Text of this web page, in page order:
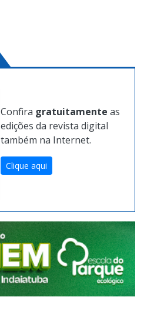
Confiragratuitamente
edições da revista digital
Clique aqui